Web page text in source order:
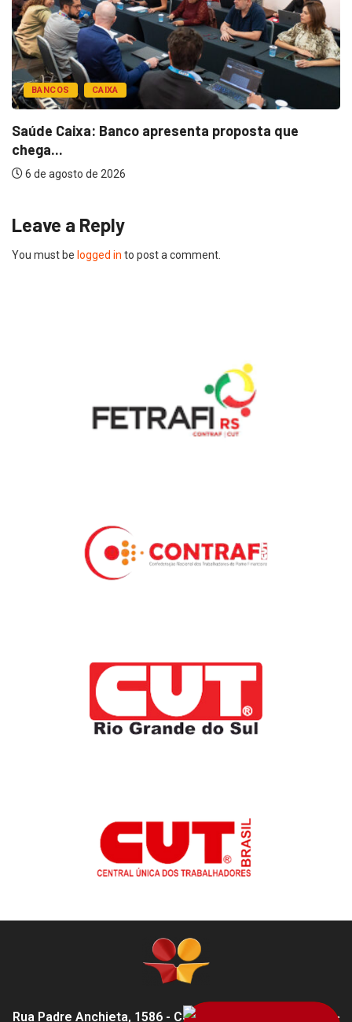
BANCOS CAIXA
Saúde Caixa: Banco apresenta proposta que
chega...
6 de agosto de 2026
Leave a Reply
You must be logged in to post a comment.
Rua Padre Anchieta, 1586 - Centro, Pelotas - RS, 96015-